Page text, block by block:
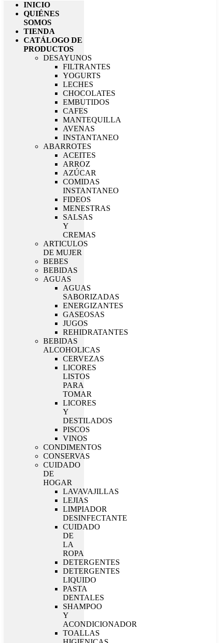
INICIO
QUIÉNES
SOMOS
TIENDA
CATÁLOGO DE
PRODUCTOS
DESAYUNOS
FILTRANTES
YOGURTS
LECHES
CHOCOLATES
EMBUTIDOS
CAFES
MANTEQUILLA
AVENAS
INSTANTANEO
ABARROTES
ACEITES
ARROZ
AZÚCAR
COMIDAS
INSTANTANEO
FIDEOS
MENESTRAS
SALSAS
Y
CREMAS
ARTICULOS
DE MUJER
BEBES
BEBIDAS
AGUAS
AGUAS
SABORIZADAS
ENERGIZANTES
GASEOSAS
JUGOS
REHIDRATANTES
BEBIDAS
ALCOHOLICAS
CERVEZAS
LICORES
LISTOS
PARA
TOMAR
LICORES
Y
DESTILADOS
PISCOS
VINOS
CONDIMENTOS
CONSERVAS
CUIDADO
DE
HOGAR
LAVAVAJILLAS
LEJIAS
LIMPIADOR
DESINFECTANTE
CUIDADO
DE
LA
ROPA
DETERGENTES
DETERGENTES
LIQUIDO
PASTA
DENTALES
SHAMPOO
Y
ACONDICIONADOR
TOALLAS